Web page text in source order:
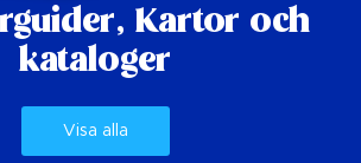
Kartor och
kataloger
Visa alla